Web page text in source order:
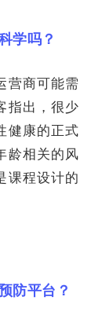
学吗？
营商可能需
指出，很少
健康的正式
龄相关的风
课程设计的
防平台？